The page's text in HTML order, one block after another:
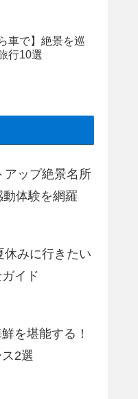
車で】絶景を巡
行10選
アップ絶景名所
体験を網羅
休みに行きたい
イド
を堪能する！
2選